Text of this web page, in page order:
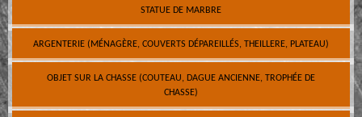
STATUE DE MARBRE
ARGENTERIE (MÉNAGÈRE, COUVERTS DÉPAREILLÉS, THEILLERE, PLATEAU)
OBJET SUR LA CHASSE (COUTEAU, DAGUE ANCIENNE, TROPHÉE DE
CHASSE)